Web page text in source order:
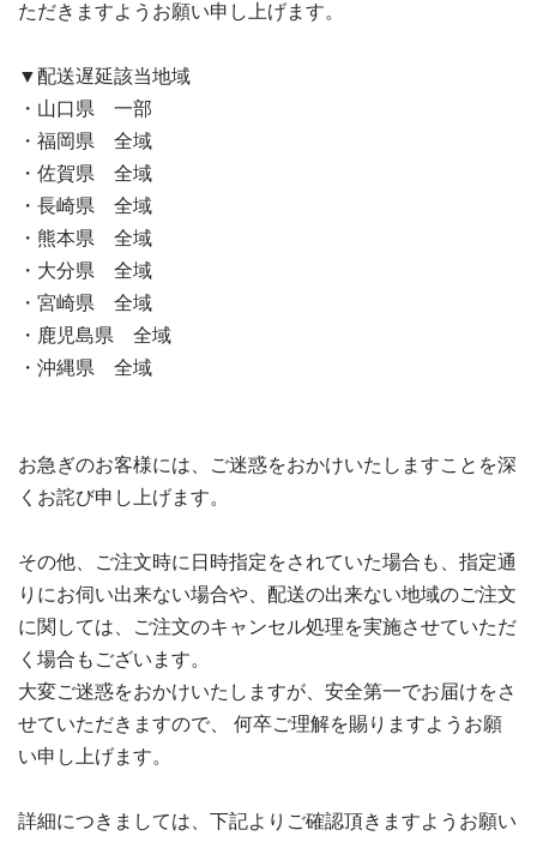
ただきますようお願い申し上げます。
▼配送遅延該当地域
・山口県 一部
・福岡県 全域
・佐賀県 全域
・長崎県 全域
・熊本県 全域
・大分県 全域
・宮崎県 全域
・鹿児島県 全域
・沖縄県 全域
お急ぎのお客様には、ご迷惑をおかけいたしますことを深
くお詫び申し上げます。
その他、ご注文時に日時指定をされていた場合も、指定通
りにお伺い出来ない場合や、配送の出来ない地域のご注文
に関しては、ご注文のキャンセル処理を実施させていただ
く場合もございます。
大変ご迷惑をおかけいたしますが、安全第一でお届けをさ
せていただきますので、 何卒ご理解を賜りますようお願
い申し上げます。
詳細につきましては、下記よりご確認頂きますようお願い